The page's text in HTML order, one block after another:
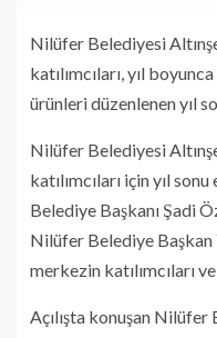
Nilüfer Belediyesi
katılımcıları, yıl
ürünleri düzenlenen yıl
Nilüfer Belediyesi
katılımcıları için yıl
Belediye Başkanı Şadi
Nilüfer Belediye Başkan
merkezin katılımcıları
Açılışta konuşan Nilüfer